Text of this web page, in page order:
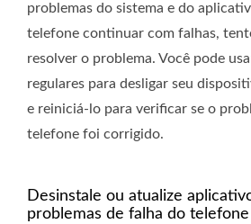
problemas do sistema e do
telefone continuar com falhas,
resolver o problema. Você pode
regulares para desligar seu
e reiniciá-lo para verificar se o
telefone foi corrigido.
Desinstale ou atualize
problemas de falha do telefone